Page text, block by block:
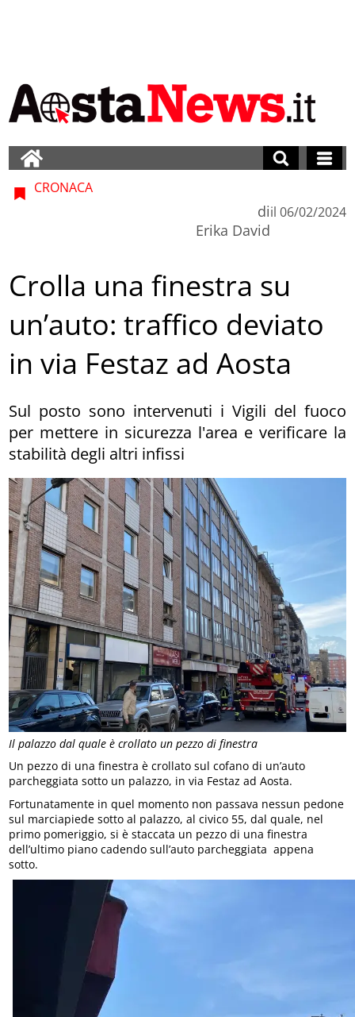
Il palazzo dal quale è crollato un pezzo di finestra
CRONACA
di
Erika David
il 06/02/2024
Crolla una finestra su
un’auto: traffico deviato
in via Festaz ad Aosta
Sul posto sono intervenuti i Vigili del fuoco
per mettere in sicurezza l'area e verificare la
stabilità degli altri infissi
Un pezzo di una finestra è crollato sul cofano di un’auto
parcheggiata sotto un palazzo, in via Festaz ad Aosta.
Fortunatamente in quel momento non passava nessun pedone
sul marciapiede sotto al palazzo, al civico 55, dal quale, nel
primo pomeriggio, si è staccata un pezzo di una finestra
dell’ultimo piano cadendo sull’auto parcheggiata appena
sotto.